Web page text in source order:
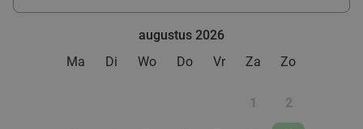
augustus 2026
Ma
Di Wo Do Vr Za Zo
1 2